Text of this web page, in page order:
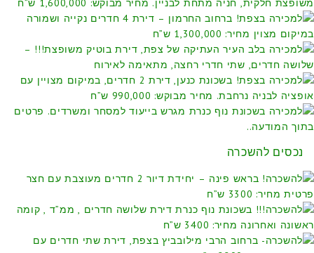
נכסים להשכרה